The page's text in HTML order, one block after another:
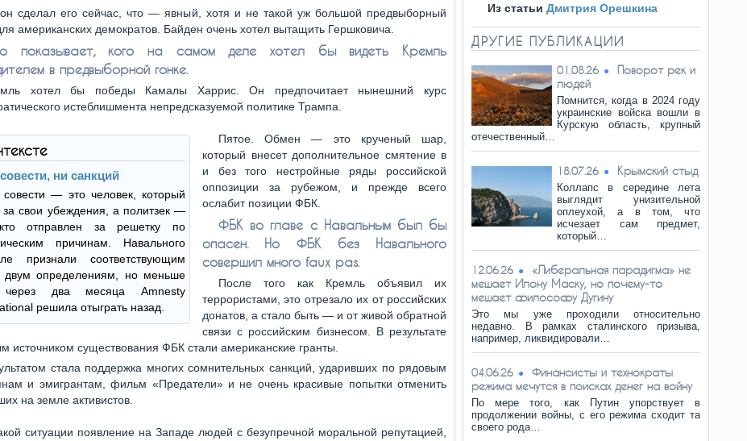
сделал его сейчас, что — явный, хотя и не такой уж большой предвыборный
американских демократов. Байден очень хотел вытащить Гершковича.
показывает, кого на самом деле хотел бы видеть Кремль
в предвыборной гонке.
хотел бы победы Камалы Харрис. Он предпочитает нынешний курс
истеблишмента непредсказуемой политике Трампа.
ни санкций
совести — это человек, который
за свои убеждения, а политзек —
отправлен за решетку по
причинам. Навального
признали соответствующим
двум определениям, но меньше
два месяца Amnesty
решила отыграть назад.
Пятое. Обмен — это крученый шар,
который внесет дополнительное смятение в
и без того нестройные ряды российской
оппозиции за рубежом, и прежде всего
ослабит позиции ФБК.
ФБК во главе с Навальным был бы
опасен. Но ФБК без Навального
совершил много faux pas.
После того как Кремль объявил их
террористами, это отрезало их от российских
донатов, а стало быть — и от живой обратной
связи с российским бизнесом. В результате
источником существования ФБК стали американские гранты.
стала поддержка многих сомнительных санкций, ударивших по рядовым
и эмигрантам, фильм «Предатели» и не очень красивые попытки отменить
на земле активистов.
ситуации появление на Западе людей с безупречной моральной репутацией,
Из статьи Дмитрия Орешкина
ДРУГИЕ ПУБЛИКАЦИИ
01.08.26
Поворот рек и
людей
Помнится, когда в 2024 году
украинские войска вошли в
Курскую область, крупный
отечественный…
18.07.26 Крымский стыд
Коллапс в середине лета
выглядит унизительной
оплеухой, а в том, что
исчезает сам предмет,
который…
12.06.26
«Либеральная парадигма» не
мешает Илону Маску, но почему-то
мешает философу Дугину
Это мы уже проходили относительно
недавно. В рамках сталинского призыва,
например, ликвидировали…
04.06.26
Финансисты и технократы
режима мечутся в поисках денег на войну
По мере того, как Путин упорствует в
продолжении войны, с его режима сходит та
своего рода…